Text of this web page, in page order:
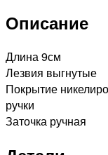
Описание
Длина 9см
Лезвия выгнутые
Покрытие
ручки
Заточка ручная